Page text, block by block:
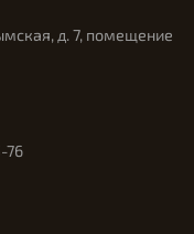
д. 7, помещение
76